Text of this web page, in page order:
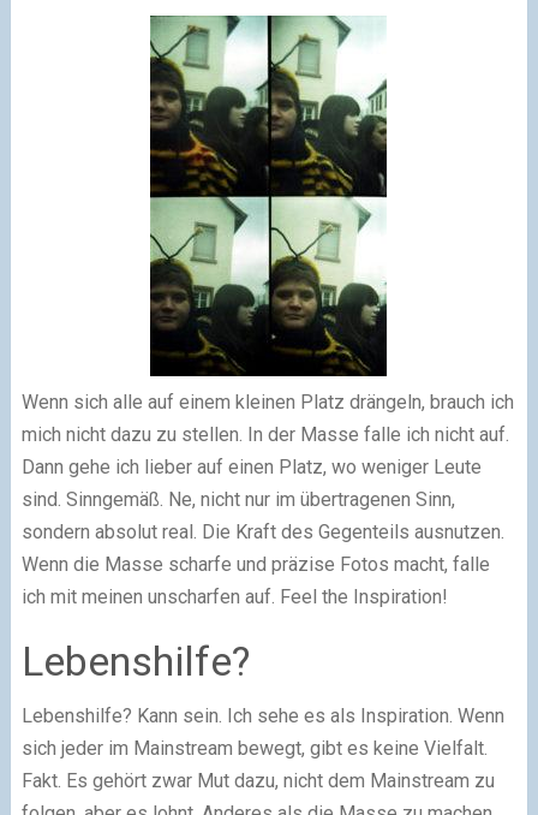
Wenn sich alle auf einem kleinen Platz drängeln, brauch ich
mich nicht dazu zu stellen. In der Masse falle ich nicht auf.
Dann gehe ich lieber auf einen Platz, wo weniger Leute
sind. Sinngemäß. Ne, nicht nur im übertragenen Sinn,
sondern absolut real. Die Kraft des Gegenteils ausnutzen.
Wenn die Masse scharfe und präzise Fotos macht, falle
ich mit meinen unscharfen auf. Feel the Inspiration!
Lebenshilfe?
Lebenshilfe? Kann sein. Ich sehe es als Inspiration. Wenn
sich jeder im Mainstream bewegt, gibt es keine Vielfalt.
Fakt. Es gehört zwar Mut dazu, nicht dem Mainstream zu